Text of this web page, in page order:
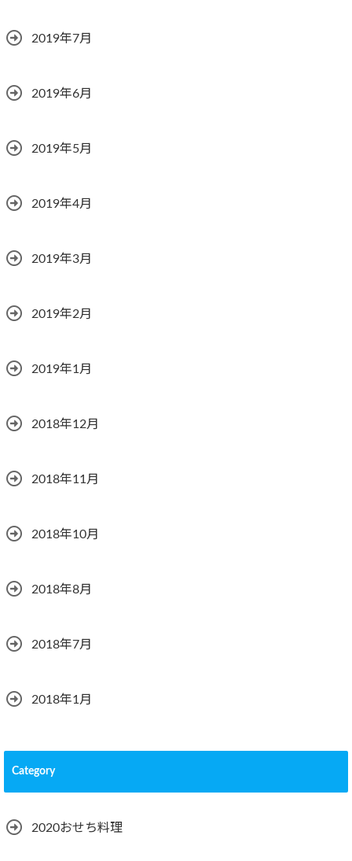
2019年7月
2019年6月
2019年5月
2019年4月
2019年3月
2019年2月
2019年1月
2018年12月
2018年11月
2018年10月
2018年8月
2018年7月
2018年1月
Category
2020おせち料理